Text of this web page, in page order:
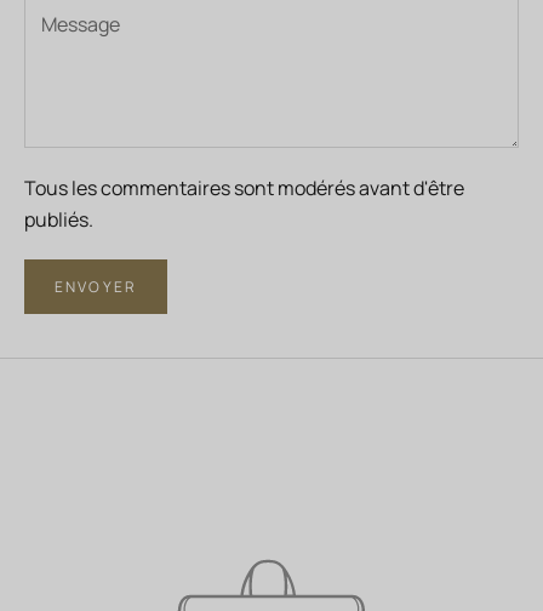
Tous les commentaires sont modérés avant d'être
publiés.
ENVOYER